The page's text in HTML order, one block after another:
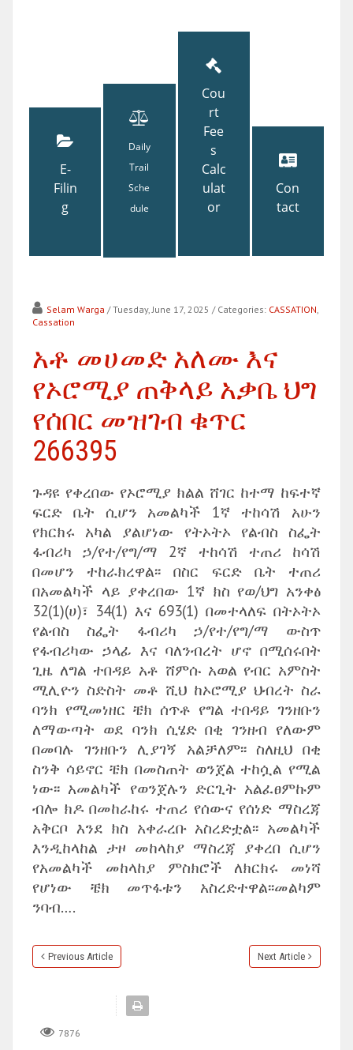
E-
Filin
g
Daily
Trail
Sche
dule
Cou
rt
Fee
s
Calc
ulat
or
Con
tact
Selam Warga / Tuesday, June 17, 2025 / Categories: CASSATION,
Cassation
አቶ መሀመድ አለሙ እና
የኦሮሚያ ጠቅላይ አቃቤ ህግ
የሰበር መዝገብ ቁጥር
266395
ጉዳዩ የቀረበው የኦሮሚያ ክልል ሸገር ከተማ ከፍተኛ
ፍርድ ቤት ሲሆን አመልካች 1ኛ ተከሳሽ አሁን
የክርክሩ አካል ያልሆነው የትኦትኦ የልብስ ስፌት
ፋብሪካ ኃ/የተ/የግ/ማ 2ኛ ተከሳሽ ተጠሪ ከሳሽ
በመሆን ተከራክረዋል፡፡ በስር ፍርድ ቤት ተጠሪ
በአመልካች ላይ ያቀረበው 1ኛ ክስ የወ/ህግ አንቀፅ
32(1)(ሀ)፣ 34(1) እና 693(1) በመተላለፍ በትኦትኦ
የልብስ ስፌት ፋብሪካ ኃ/የተ/የግ/ማ ውስጥ
የፋብሪካው ኃላፊ እና ባለንብረት ሆኖ በሚሰሩበት
ጊዜ ለግል ተበዳይ አቶ ሸምሱ አወል የብር አምስት
ሚሊዮን ስድስት መቶ ሺህ ከኦሮሚያ ህብረት ስራ
ባንክ የሚመነዘር ቼክ ሰጥቶ የግል ተበዳይ ገንዘቡን
ለማውጣት ወደ ባንክ ሲሄድ በቂ ገንዘብ የለውም
በመባሉ ገንዘቡን ሊያገኝ አልቻለም፡፡ ስለዚህ በቂ
ስንቅ ሳይኖር ቼክ በመስጠት ወንጀል ተከሷል የሚል
ነው፡፡ አመልካች የወንጀሉን ድርጊት አልፈፀምኩም
ብሎ ክዶ በመከራከሩ ተጠሪ የሰውና የሰነድ ማስረጃ
አቅርቦ እንደ ክስ አቀራረቡ አስረድቷል፡፡ አመልካች
እንዲከላከል ታዞ መከላከያ ማስረጃ ያቀረበ ሲሆን
የአመልካች መከላከያ ምስክሮች ለክርክሩ መነሻ
የሆነው ቼክ መጥፋቱን አስረድተዋል፡፡መልካም
ንባብ….
Previous Article Next Article
7876